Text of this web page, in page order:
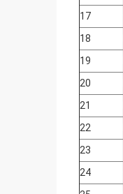
17
18
19
20
21
22
23
24